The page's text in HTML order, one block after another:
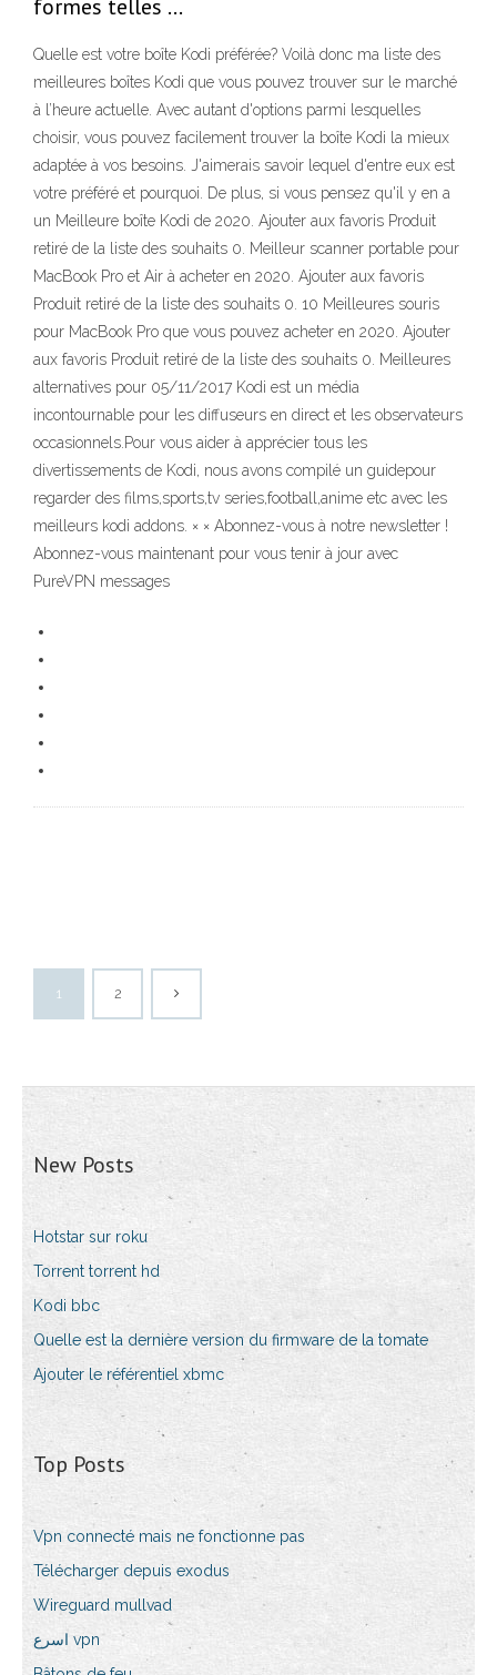
formes telles …
Quelle est votre boîte Kodi préférée? Voilà donc ma liste des
meilleures boîtes Kodi que vous pouvez trouver sur le marché
à l’heure actuelle. Avec autant d'options parmi lesquelles
choisir, vous pouvez facilement trouver la boîte Kodi la mieux
adaptée à vos besoins. J'aimerais savoir lequel d'entre eux est
votre préféré et pourquoi. De plus, si vous pensez qu'il y en a
un Meilleure boîte Kodi de 2020. Ajouter aux favoris Produit
retiré de la liste des souhaits 0. Meilleur scanner portable pour
MacBook Pro et Air à acheter en 2020. Ajouter aux favoris
Produit retiré de la liste des souhaits 0. 10 Meilleures souris
pour MacBook Pro que vous pouvez acheter en 2020. Ajouter
aux favoris Produit retiré de la liste des souhaits 0. Meilleures
alternatives pour 05/11/2017 Kodi est un média
incontournable pour les diffuseurs en direct et les observateurs
occasionnels.Pour vous aider à apprécier tous les
divertissements de Kodi, nous avons compilé un guidepour
regarder des films,sports,tv series,football,anime etc avec les
meilleurs kodi addons. × × Abonnez-vous à notre newsletter !
Abonnez-vous maintenant pour vous tenir à jour avec
PureVPN messages
1 2
New Posts
Hotstar sur roku
Torrent torrent hd
Kodi bbc
Quelle est la dernière version du firmware de la tomate
Ajouter le référentiel xbmc
Top Posts
Vpn connecté mais ne fonctionne pas
Télécharger depuis exodus
Wireguard mullvad
اسرع vpn